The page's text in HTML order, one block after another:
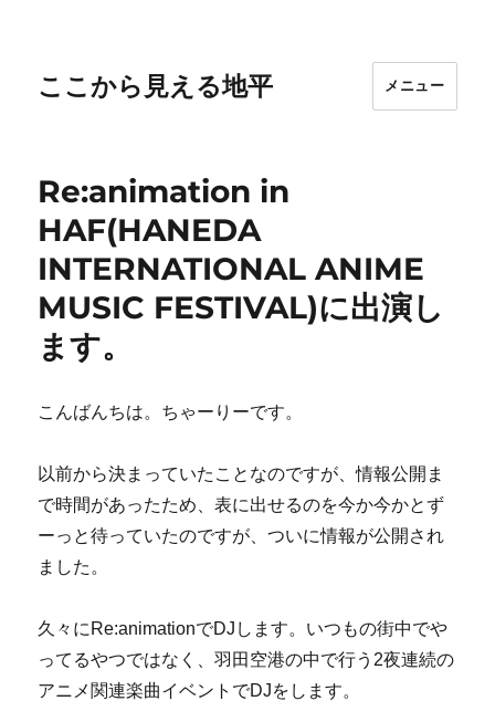
ここから見える地平 メニュー
Re:animation in
HAF(HANEDA
INTERNATIONAL ANIME
MUSIC FESTIVAL)に出演し
ます。
こんばんちは。ちゃーりーです。
以前から決まっていたことなのですが、情報公開ま
で時間があったため、表に出せるのを今か今かとず
ーっと待っていたのですが、ついに情報が公開され
ました。
久々にRe:animationでDJします。いつもの街中でや
ってるやつではなく、羽田空港の中で行う2夜連続の
アニメ関連楽曲イベントでDJをします。